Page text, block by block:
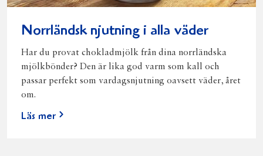
Norrländsk njutning i alla väder
Har du provat chokladmjölk från dina norrländska
mjölkbönder? Den är lika god varm som kall och
passar perfekt som vardagsnjutning oavsett väder, året
om.
Läs mer